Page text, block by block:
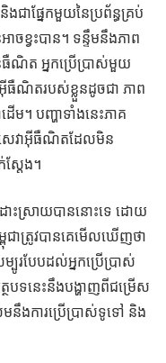
ជាផ្នែកមួយនៃប្រព័ន្ធគ្រប់
ាចខ្វះបាន។ ទន្ទឹមនឹងភាព
ណិត អ្នកប្រើប្រាស់មួយ
អុីធឺណិតរបស់ខ្លួនដូចជា ភាព
។ បញ្ហាទាំងនេះភាគ
សេវាអុីធឺណិតដែលមិន
ស្តែង។
ោះស្រាយបាននោះទេ ដោយ
ជាត្រូវបានគេមើលឃើញថា
របែបដល់អ្នកប្រើប្រាស់
ថបទនេះនឹងបង្ហាញពីជម្រើស
ងការប្រើប្រាស់ទូទៅ និង